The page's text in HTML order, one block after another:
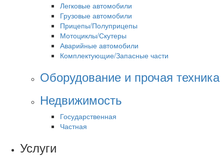
Легковые автомобили
Грузовые автомобили
Прицепы/Полуприцепы
Мотоциклы/Скутеры
Аварийные автомобили
Комплектующие/Запасные части
Оборудование и прочая техника
Недвижимость
Государственная
Частная
Услуги